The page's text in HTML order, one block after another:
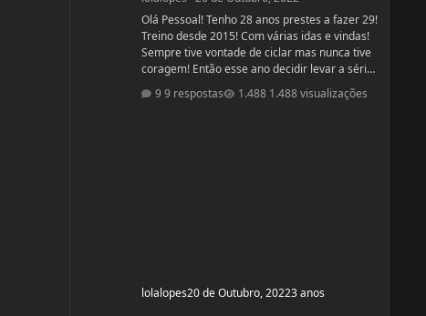
Olá Pessoal! Tenho 28 anos prestes a fazer 29!
Treino desde 2015! Com várias idas e vindas!
Sempre tive vontade de ciclar mas nunca tive
coragem! Então esse ano decidir levar a sério
e cuidar do meu corpo! Não estou sendo
acompanhada por nutricionista! Mas quando
9 respostas 1.488 visualizações
lolalopes20 de Outubro, 20223 anos